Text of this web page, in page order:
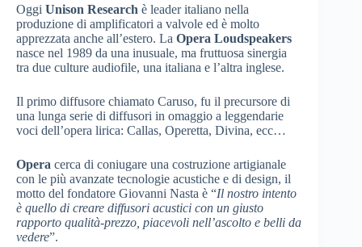
Oggi Unison Research è leader italiano nella
produzione di amplificatori a valvole ed è molto
apprezzata anche all’estero. La Opera Loudspeakers
nasce nel 1989 da una inusuale, ma fruttuosa sinergia
tra due culture audiofile, una italiana e l’altra inglese.
Il primo diffusore chiamato Caruso, fu il precursore di
una lunga serie di diffusori in omaggio a leggendarie
voci dell’opera lirica: Callas, Operetta, Divina, ecc…
Opera cerca di coniugare una costruzione artigianale
con le più avanzate tecnologie acustiche e di design, il
motto del fondatore Giovanni Nasta è “Il nostro intento
è quello di creare diffusori acustici con un giusto
rapporto qualità-prezzo, piacevoli nell’ascolto e belli da
vedere”.